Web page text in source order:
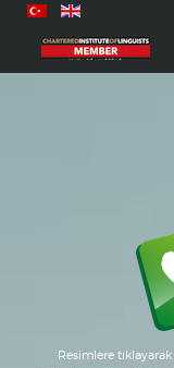
Resimlere tıklayarak